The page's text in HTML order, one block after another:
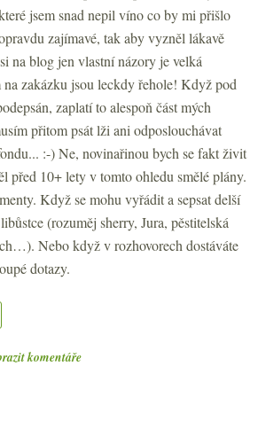
jsem snad nepil víno co by mi přišlo
zajímavé, tak aby vyzněl lákavě
na blog jen vlastní názory je velká
zakázku jsou leckdy řehole! Když pod
zaplatí to alespoň část mých
přitom psát lži ani odposlouchávat
:-) Ne, novinařinou bych se fakt živit
před 10+ lety v tomto ohledu smělé plány.
Když se mohu vyřádit a sepsat delší
(rozuměj sherry, Jura, pěstitelská
Nebo když v rozhovorech dostáváte
dotazy.
komentáře